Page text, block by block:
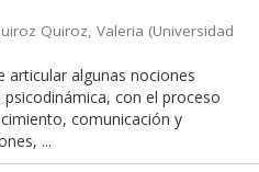
Quiroz, Valeria (Universidad
articular algunas nociones
con el proceso
comunicación y
...